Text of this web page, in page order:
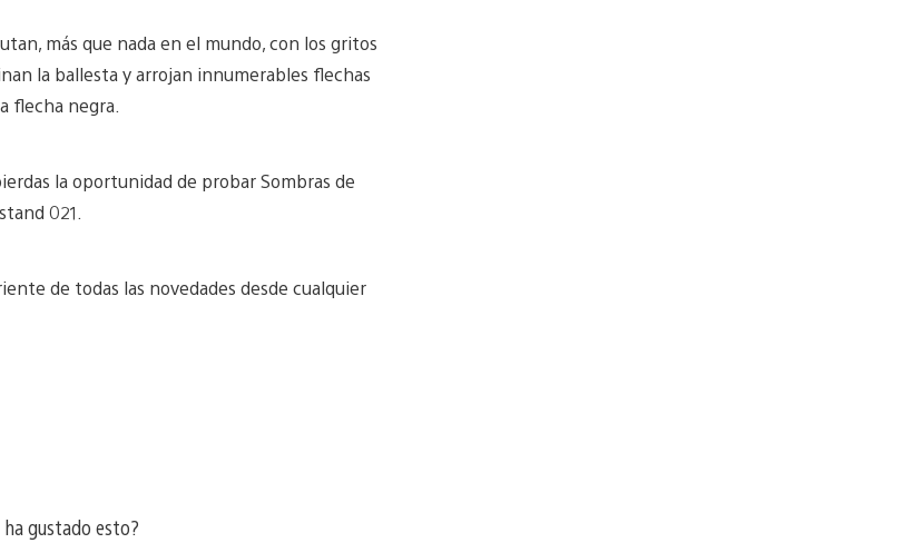
más que nada en el mundo, con los gritos
la ballesta y arrojan innumerables flechas
flecha negra.
la oportunidad de probar Sombras de
021.
de todas las novedades desde cualquier
ha gustado esto?